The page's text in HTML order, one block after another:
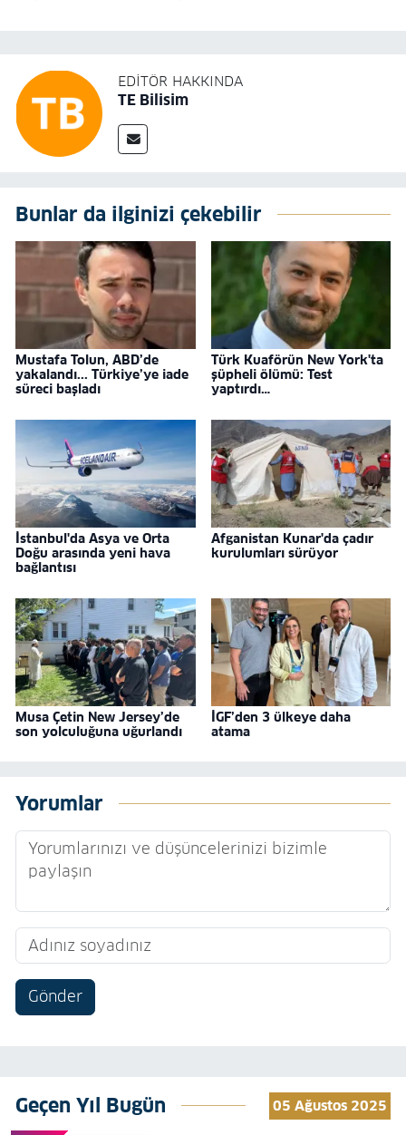
EDITÖR HAKKINDA
TE Bilisim
Bunlar da ilginizi çekebilir
Mustafa Tolun, ABD’de
yakalandı... Türkiye’ye iade
süreci başladı
Türk Kuaförün New York'ta
şüpheli ölümü: Test
yaptırdı…
İstanbul'da Asya ve Orta
Doğu arasında yeni hava
bağlantısı
Afganistan Kunar'da çadır
kurulumları sürüyor
Musa Çetin New Jersey’de
son yolculuğuna uğurlandı
İGF’den 3 ülkeye daha
atama
Yorumlar
Gönder
Geçen Yıl Bugün 05 Ağustos 2025